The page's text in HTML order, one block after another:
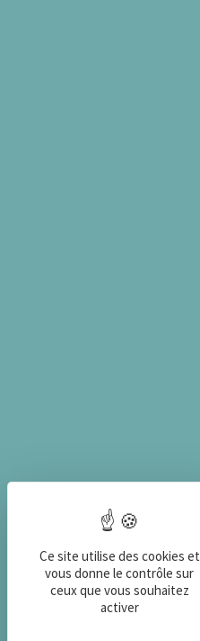
Ce site utilise des cookies et
vous donne le contrôle sur
ceux que vous souhaitez
activer